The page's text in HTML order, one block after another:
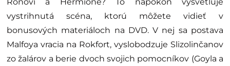
vystrihnutá scéna, ktorú môžete vidieť v
bonusových materiáloch na DVD. V nej sa postava
Malfoya vracia na Rokfort, vyslobodzuje Slizolinčanov
zo žalárov a berie dvoch svojich pomocníkov (Goyla a